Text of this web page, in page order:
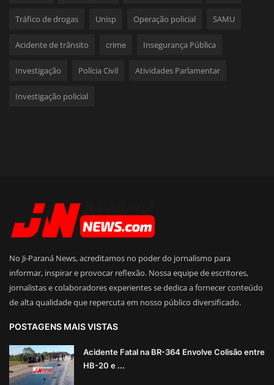
Tráfico de drogas Unisp Operação policial SAMU
Acidente de trânsito crime Insegurança Pública
Investigação Polícia Civil Atividades Parlamentar
Investigação policial
No Ji-Paraná News, acreditamos no poder do jornalismo para
informar, inspirar e provocar reflexão. Nossa equipe de escritores,
jornalistas e colaboradores experientes se dedica a fornecer conteúdo
de alta qualidade que repercuta em nosso público diversificado.
POSTAGENS MAIS VISTAS
Acidente Fatal na BR-364 Envolve Colisão entre
HB-20 e ...